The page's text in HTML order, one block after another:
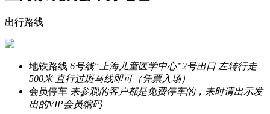
出行路线
地铁路线 6号线“上海儿童医学中心”2号出口 左转行走
500米 直行过斑马线即可（凭票入场）
会员停车 来参观的客户都是免费停车的，来时请出示发
出的VIP会员编码